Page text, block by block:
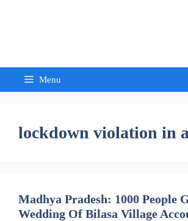
Menu
lockdown violation in
Madhya Pradesh: 1000 People
Wedding Of Bilasa Village